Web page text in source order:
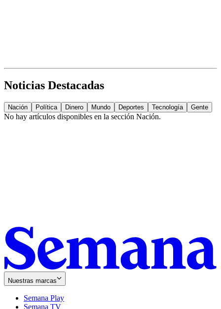
Noticias Destacadas
Nación Política Dinero Mundo Deportes Tecnología Gente
No hay artículos disponibles en la sección Nación.
Nuestras marcas
Semana Play
Semana TV